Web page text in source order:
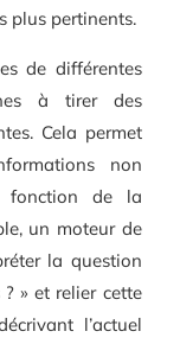
plus pertinents.
de différentes
à tirer des
Cela permet
non
fonction de la
un moteur de
la question
» et relier cette
l’actuel